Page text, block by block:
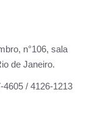
n°106, sala
de Janeiro.
4605 / 4126-1213